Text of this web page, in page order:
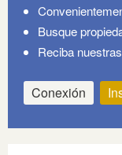
Busque
Reciba
Conexión